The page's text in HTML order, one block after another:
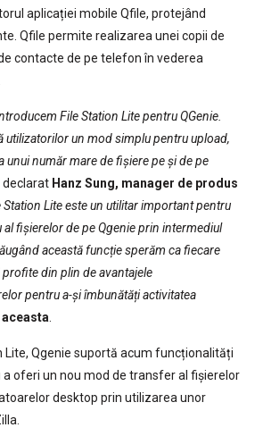
aplicației mobile Qfile, protejând
Qfile permite realizarea unei copii de
contacte de pe telefon în vederea
File Station Lite pentru QGenie.
utilizatorilor un mod simplu pentru upload,
unui număr mare de fișiere pe și de pe
declarat Hanz Sung, manager de produs
Station Lite este un utilitar important pentru
fișierelor de pe Qgenie prin intermediul
această funcție sperăm ca fiecare
din plin de avantajele
pentru a-și îmbunătăți activitatea
aceasta
Lite, Qgenie suportă acum funcționalități
a oferi un nou mod de transfer al fișierelor
desktop prin utilizarea unor